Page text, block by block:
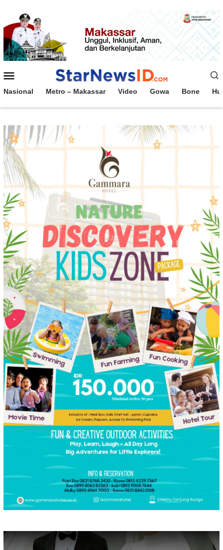
konten
Mobile
Nasional Metro – Makassar Video Gowa Bone